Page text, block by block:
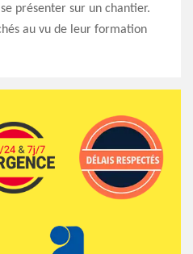
présenter sur un chantier.
au vu de leur formation